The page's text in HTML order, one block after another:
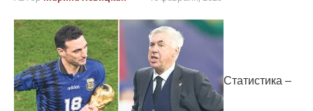
Статистика –